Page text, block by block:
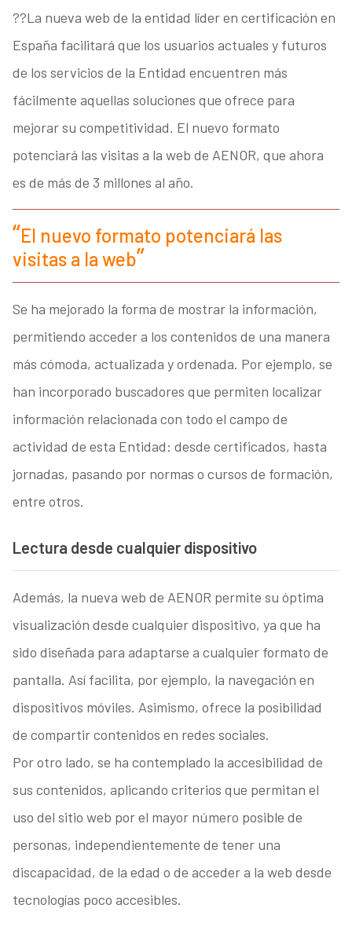
??La nueva web de la entidad líder en certificación en
España facilitará que los usuarios actuales y futuros
de los servicios de la Entidad encuentren más
fácilmente aquellas soluciones que ofrece para
mejorar su competitividad. El nuevo formato
potenciará las visitas a la web de AENOR, que ahora
es de más de 3 millones al año.
El nuevo formato potenciará las
visitas a la web
Se ha mejorado la forma de mostrar la información,
permitiendo acceder a los contenidos de una manera
más cómoda, actualizada y ordenada. Por ejemplo, se
han incorporado buscadores que permiten localizar
información relacionada con todo el campo de
actividad de esta Entidad: desde certificados, hasta
jornadas, pasando por normas o cursos de formación,
entre otros.
Lectura desde cualquier dispositivo
Además, la nueva web de AENOR permite su óptima
visualización desde cualquier dispositivo, ya que ha
sido diseñada para adaptarse a cualquier formato de
pantalla. Así facilita, por ejemplo, la navegación en
dispositivos móviles. Asimismo, ofrece la posibilidad
de compartir contenidos en redes sociales.
Por otro lado, se ha contemplado la accesibilidad de
sus contenidos, aplicando criterios que permitan el
uso del sitio web por el mayor número posible de
personas, independientemente de tener una
discapacidad, de la edad o de acceder a la web desde
tecnologías poco accesibles.